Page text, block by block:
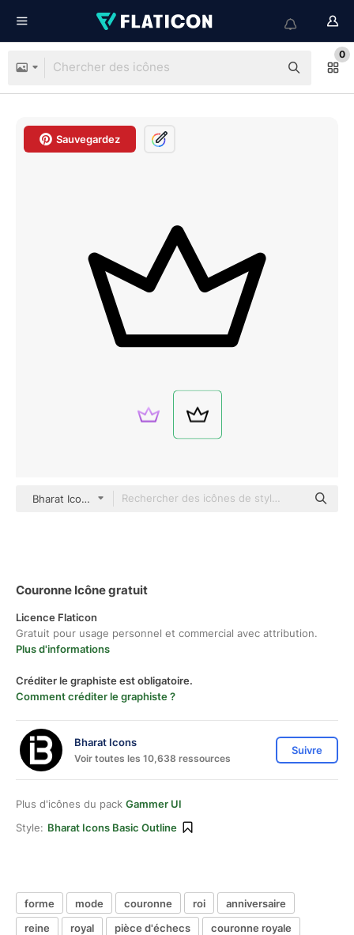
0
Sauvegardez
Bharat Icons Basic Outline
Couronne Icône gratuit
Licence Flaticon
Gratuit pour usage personnel et commercial avec attribution.
Plus d'informations
Créditer le graphiste est obligatoire.
Comment créditer le graphiste ?
Bharat Icons
Voir toutes les 10,638 ressources
Suivre
Plus d'icônes du pack Gammer UI
Style: Bharat Icons Basic Outline
forme mode couronne roi
anniversaire
reine
royal pièce d'échecs
couronne royale